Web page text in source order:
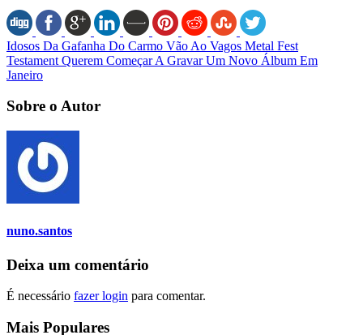
Idosos Da Gafanha Do Carmo Vão Ao Vagos Metal Fest
Testament Querem Começar A Gravar Um Novo Álbum Em
Janeiro
Sobre o Autor
nuno.santos
Deixa um comentário
É necessário fazer login para comentar.
Mais Populares